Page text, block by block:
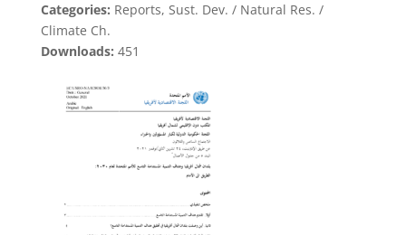
Categories: Reports, Sust. Dev. / Natural Res. /
Climate Ch.
Downloads: 451